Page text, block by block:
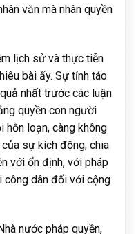
văn mà nhân quyền
lịch sử và thực tiễn
bài ấy. Sự tỉnh táo
nhất trước các luận
quyền con người
hỗn loạn, càng không
sự kích động, chia
với ổn định, với pháp
công dân đối với cộng
nước pháp quyền,